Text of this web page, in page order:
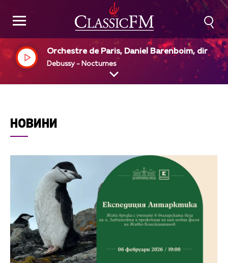
Orchestre de Paris, Daniel Barenboim, dir
Debussy - Nocturnes
НОВИНИ